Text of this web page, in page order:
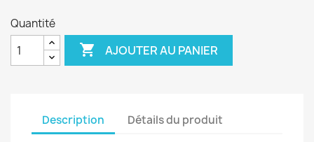
Quantité
 AJOUTER AU PANIER
Description Détails du produit